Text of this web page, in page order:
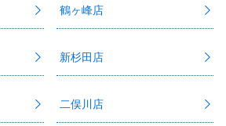
鶴ヶ峰店
新杉田店
二俣川店